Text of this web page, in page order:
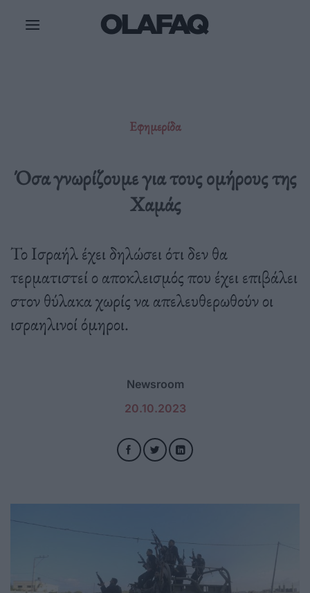
Εφημερίδα
Όσα γνωρίζουμε για τους ομήρους της
Χαμάς
Το Ισραήλ έχει δηλώσει ότι δεν θα
τερματιστεί ο αποκλεισμός που έχει επιβάλει
στον θύλακα χωρίς να απελευθερωθούν οι
ισραηλινοί όμηροι.
Newsroom
20.10.2023